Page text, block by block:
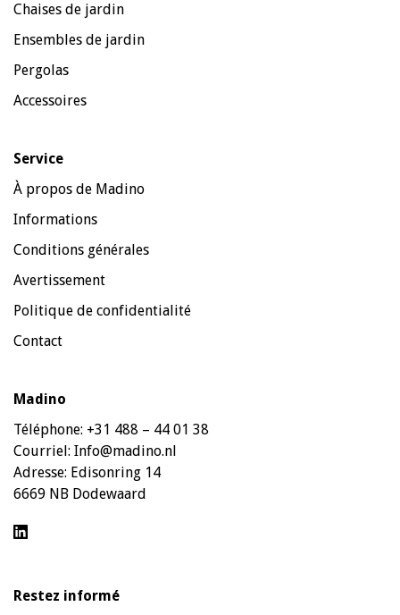
Chaises de jardin
Ensembles de jardin
Pergolas
Accessoires
Service
À propos de Madino
Informations
Conditions générales
Avertissement
Politique de confidentialité
Contact
Madino
Téléphone: +31 488 – 44 01 38
Courriel: Info@madino.nl
Adresse: Edisonring 14
6669 NB Dodewaard
Restez informé